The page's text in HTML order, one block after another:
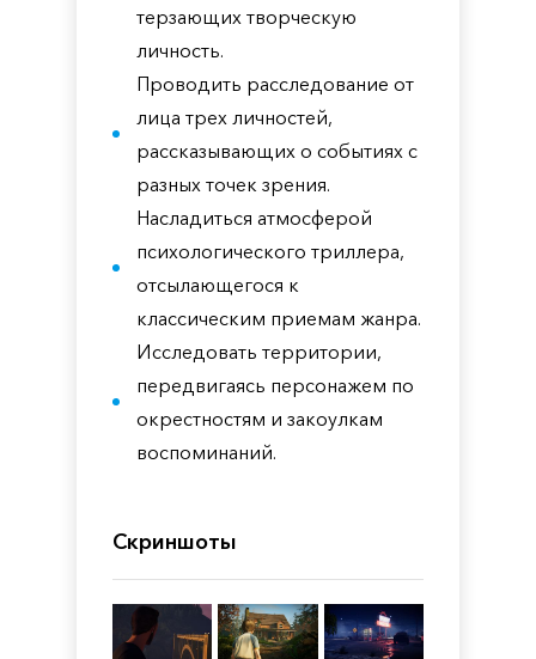
терзающих творческую
личность.
Проводить расследование от
лица трех личностей,
рассказывающих о событиях с
разных точек зрения.
Насладиться атмосферой
психологического триллера,
отсылающегося к
классическим приемам жанра.
Исследовать территории,
передвигаясь персонажем по
окрестностям и закоулкам
воспоминаний.
Скриншоты